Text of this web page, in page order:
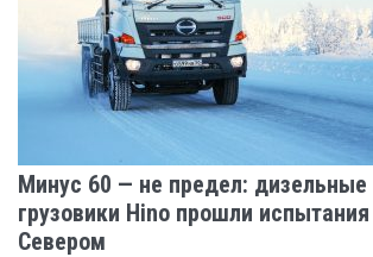
Минус 60 — не предел: дизельные
грузовики Hino прошли испытания
Севером